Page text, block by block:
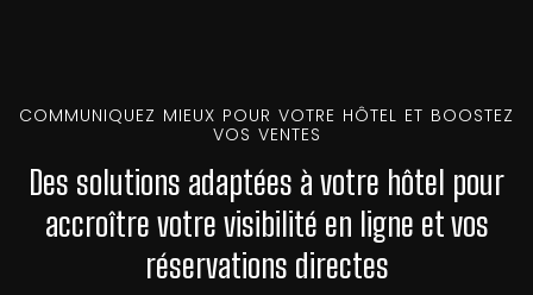
COMMUNIQUEZ MIEUX POUR VOTRE HÔTEL ET BOOSTEZ
VOS VENTES
Des solutions adaptées à votre hôtel pour
accroître votre visibilité en ligne et vos
réservations directes